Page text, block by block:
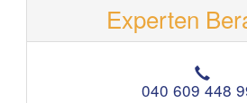
Experten
T
e
040 609 448